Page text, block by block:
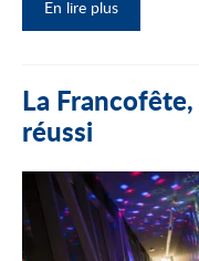
En lire plus
La
réussi